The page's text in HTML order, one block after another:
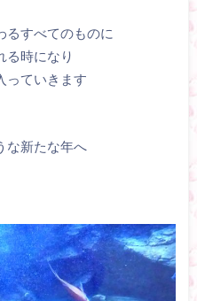
るすべてのものに
る時になり
っていきます
な新たな年へ